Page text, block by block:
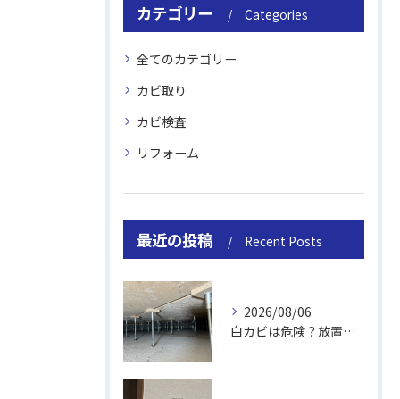
カテゴリー Categories
全てのカテゴリー
カビ取り
カビ検査
リフォーム
最近の投稿 Recent Posts
2026/08/06
白カビは危険？放置のリスクと取り方